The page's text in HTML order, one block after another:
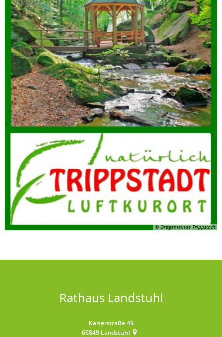
© Ortsgemeinde Trippstadt
Rathaus Landstuhl
Kaiserstraße 49
66849 Landstuhl